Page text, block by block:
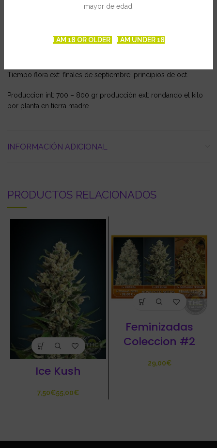
mayor de edad.
I AM 18 OR OLDER I AM UNDER 18
Tiempo flora ext: finales de septiembre, principios de oct.
Produccion int: 700 – 800 gr producción ext: rondando el kilo
por planta en tierra madre.
INFORMACIÓN ADICIONAL
PRODUCTOS RELACIONADOS
Ice Kush
€ €
Feminizadas
Coleccion #2
€